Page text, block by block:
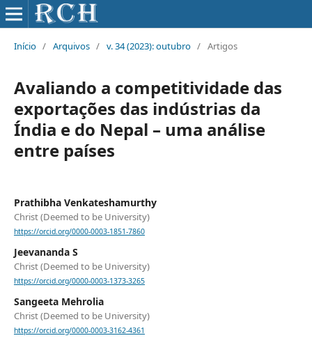
Início / Arquivos / v. 34 (2023): outubro / Artigos
Avaliando a competitividade das
exportações das indústrias da
Índia e do Nepal – uma análise
entre países
Prathibha Venkateshamurthy
Christ (Deemed to be University)
https://orcid.org/0000-0003-1851-7860
Jeevananda S
Christ (Deemed to be University)
https://orcid.org/0000-0003-1373-3265
Sangeeta Mehrolia
Christ (Deemed to be University)
https://orcid.org/0000-0003-3162-4361